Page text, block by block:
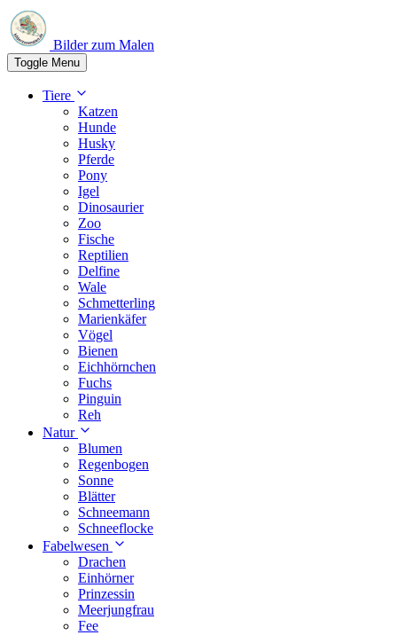
Bilder zum Malen
Toggle Menu
Tiere
Katzen
Hunde
Husky
Pferde
Pony
Igel
Dinosaurier
Zoo
Fische
Reptilien
Delfine
Wale
Schmetterling
Marienkäfer
Vögel
Bienen
Eichhörnchen
Fuchs
Pinguin
Reh
Natur
Blumen
Regenbogen
Sonne
Blätter
Schneemann
Schneeflocke
Fabelwesen
Drachen
Einhörner
Prinzessin
Meerjungfrau
Fee